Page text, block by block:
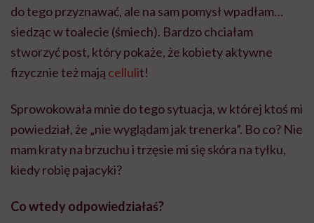
do tego przyznawać, ale na sam pomysł wpadłam…
siedząc w toalecie (śmiech). Bardzo chciałam
stworzyć post, który pokaże, że kobiety aktywne
fizycznie też mają cellulit!
Sprowokowała mnie do tego sytuacja, w której ktoś mi
powiedział, że „nie wyglądam jak trenerka”. Bo co? Nie
mam kraty na brzuchu i trzęsie mi się skóra na tyłku,
kiedy robię pajacyki?
Co wtedy odpowiedziałaś?